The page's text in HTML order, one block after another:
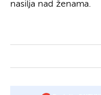
nasilja nad ženama.